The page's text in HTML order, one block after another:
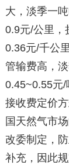
大，淡季一
0.9元/公里，
0.36元/千公
管输费高，
0.45~0.55元
接收费定价
国天然气市
改委制定，
补充，因此